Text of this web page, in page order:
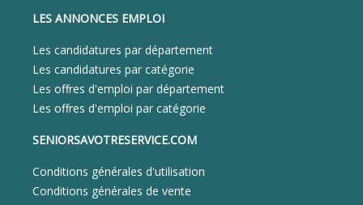
LES ANNONCES EMPLOI
Les candidatures par département
Les candidatures par catégorie
Les offres d'emploi par département
Les offres d'emploi par catégorie
SENIORSAVOTRESERVICE.COM
Conditions générales d'utilisation
Conditions générales de vente